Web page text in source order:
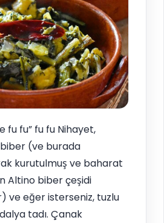
fu fu” fu fu Nihayet,
(ve burada
kurutulmuş ve baharat
Altino biber çeşidi
ve eğer isterseniz, tuzlu
tadı. Çanak